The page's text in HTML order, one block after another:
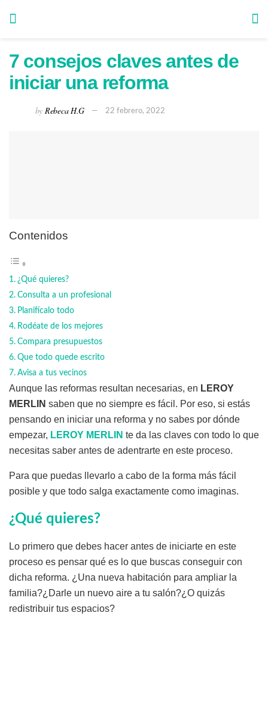
7 consejos claves antes de
iniciar una reforma
by Rebeca H.G 22 febrero, 2022
Contenidos
¿Qué quieres?
Consulta a un profesional
Planifícalo todo
Rodéate de los mejores
Compara presupuestos
Que todo quede escrito
Avisa a tus vecinos
Aunque las reformas resultan necesarias, en LEROY
MERLIN saben que no siempre es fácil. Por eso, si estás
pensando en iniciar una reforma y no sabes por dónde
empezar, LEROY MERLIN te da las claves con todo lo que
necesitas saber antes de adentrarte en este proceso.
Para que puedas llevarlo a cabo de la forma más fácil
posible y que todo salga exactamente como imaginas.
¿Qué quieres?
Lo primero que debes hacer antes de iniciarte en este
proceso es pensar qué es lo que buscas conseguir con
dicha reforma. ¿Una nueva habitación para ampliar la
familia?¿Darle un nuevo aire a tu salón?¿O quizás
redistribuir tus espacios?